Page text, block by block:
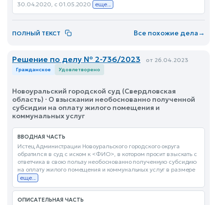
30.04.2020, с 01.05.2020
еще...
ПОЛНЫЙ ТЕКСТ Все похожие дела→
Решение по делу № 2-736/2023 от 26.04.2023
Гражданское Удовлетворено
Новоуральский городской суд (Свердловская
область) · О взыскании необоснованно полученной
субсидии на оплату жилого помещения и
коммунальных услуг
ВВОДНАЯ ЧАСТЬ
Истец Администрации Новоуральского городского округа
обратился в суд с иском к <ФИО>, в котором просит взыскать с
ответчика в свою пользу необоснованно полученную субсидию
на оплату жилого помещения и коммунальных услуг в размере
еще...
ОПИСАТЕЛЬНАЯ ЧАСТЬ